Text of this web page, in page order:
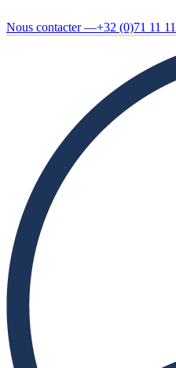
Nous contacter —+32 (0)71 11 11